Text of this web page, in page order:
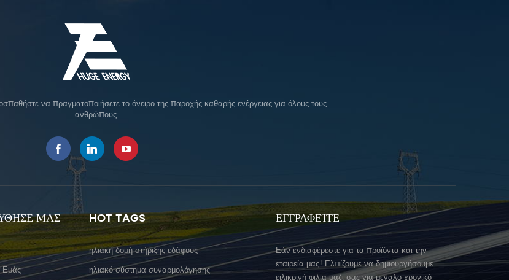
να πραγματοποιήσετε το όνειρο της παροχής καθαρής ενέργειας για όλους τους
ανθρώπους.
ΜΑΣ
Εμάς
HOT TAGS
ηλιακή δομή στήριξης εδάφους
ηλιακό σύστημα συναρμολόγησης
ΕΓΓΡΑΦΕΊΤΕ
Εάν ενδιαφέρεστε για τα προϊόντα και την
εταιρεία μας! Ελπίζουμε να δημιουργήσουμε